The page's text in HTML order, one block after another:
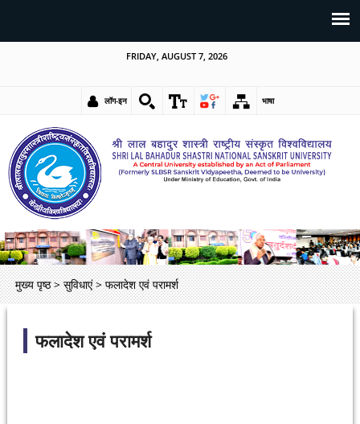
FRIDAY, AUGUST 7, 2026
लॉग-इन भाषा
मुख्य पृष्ठ > सुविधाएं > फलादेश एवं परामर्श
फलादेश एवं परामर्श